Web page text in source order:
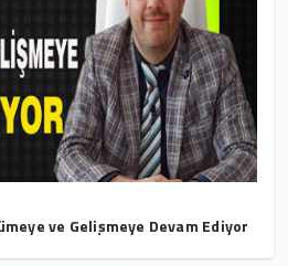
ve Gelişmeye Devam Ediyor